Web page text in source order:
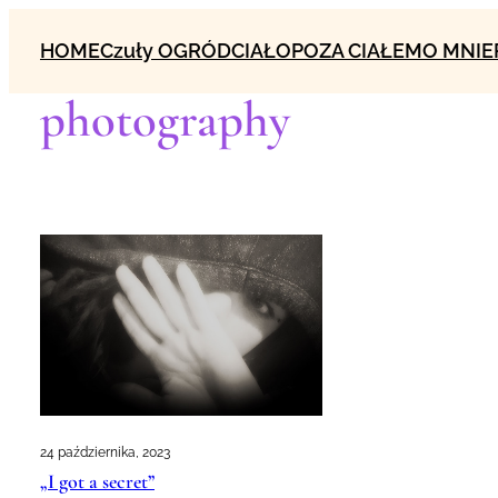
HOMECzuły OGRÓDCIAŁOPOZA CIAŁEMO MNIE
photography
24 października, 2023
„I got a secret”